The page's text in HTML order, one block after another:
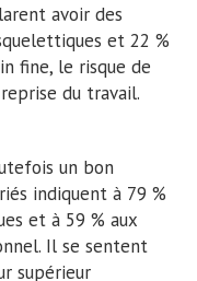
avoir des
et 22 %
fine, le risque de
du travail.
un bon
indiquent à 79 %
et à 59 % aux
Il se sentent
supérieur